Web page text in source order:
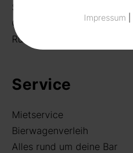
Sortiment
Craft Beer
Rund um deine Bar
Service
Mietservice
Bierwagenverleih
Alles rund um deine Bar
Impressum